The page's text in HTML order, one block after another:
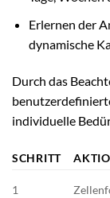
Erlernen der
dynamische
Durch das
individuelle
SCHRITT
1